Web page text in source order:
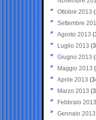
Ottobre 2013
Settembre
Agosto 2013
Luglio 2013
Giugno 2013
Maggio 2013
Aprile 2013
Marzo 2013
Febbraio 2013
Gennaio 2013